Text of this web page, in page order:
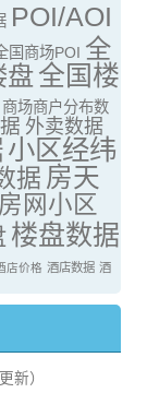
POI/AOI
国商场POI 全
盘全国楼
商场商户分布数
外卖数据
小区经纬
据 房天
网小区
楼盘数据
店价格 酒店数据 酒
新）